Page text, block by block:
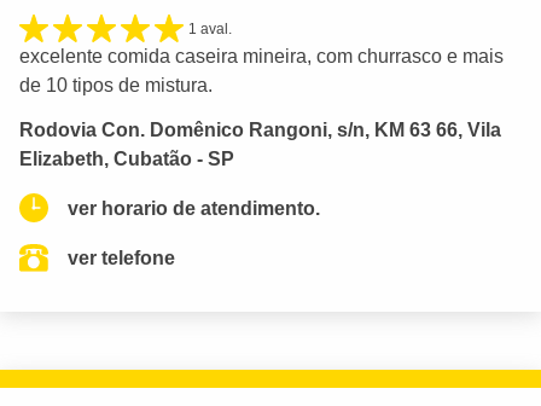
1 aval.
excelente comida caseira mineira, com churrasco e mais
de 10 tipos de mistura.
Rodovia Con. Domênico Rangoni, s/n, KM 63 66, Vila
Elizabeth, Cubatão - SP
ver horario de atendimento.
ver telefone